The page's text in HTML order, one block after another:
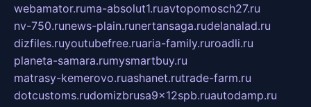
webamator.ruma-absolut1.ruavtopomosch27.ru
nv-750.runews-plain.runertansaga.rudelanalad.ru
dizfiles.ruyoutubefree.ruaria-family.ruroadli.ru
planeta-samara.rumysmartbuy.ru
matrasy-kemerovo.ruashanet.rutrade-farm.ru
dotcustoms.rudomizbrusa9x12spb.ruautodamp.ru